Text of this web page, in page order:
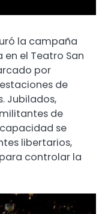
la campaña
en el Teatro San
por
de
Jubilados,
de
se
libertarios,
controlar la